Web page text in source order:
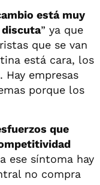
está muy
discuta” ya que
que se van
está cara, los
Hay empresas
porque los
que
ese síntoma hay
no compra